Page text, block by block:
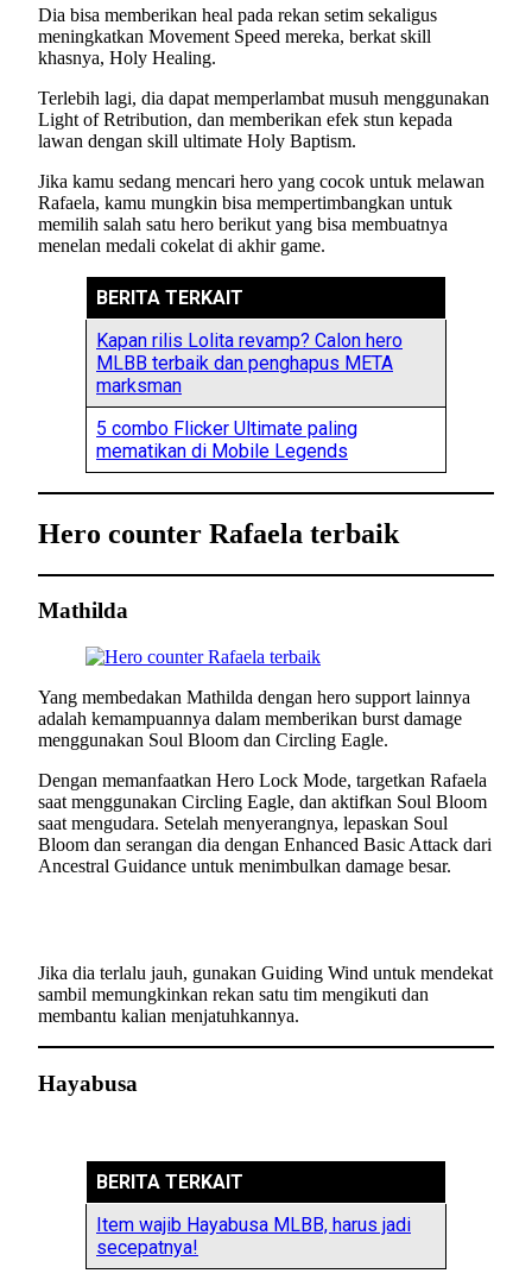
Dia bisa memberikan heal pada rekan setim sekaligus
meningkatkan Movement Speed mereka, berkat skill
khasnya, Holy Healing.
Terlebih lagi, dia dapat memperlambat musuh menggunakan
Light of Retribution, dan memberikan efek stun kepada
lawan dengan skill ultimate Holy Baptism.
Jika kamu sedang mencari hero yang cocok untuk melawan
Rafaela, kamu mungkin bisa mempertimbangkan untuk
memilih salah satu hero berikut yang bisa membuatnya
menelan medali cokelat di akhir game.
BERITA TERKAIT
Kapan rilis Lolita revamp? Calon hero
MLBB terbaik dan penghapus META
marksman
5 combo Flicker Ultimate paling
mematikan di Mobile Legends
Hero counter Rafaela terbaik
Mathilda
Yang membedakan Mathilda dengan hero support lainnya
adalah kemampuannya dalam memberikan burst damage
menggunakan Soul Bloom dan Circling Eagle.
Dengan memanfaatkan Hero Lock Mode, targetkan Rafaela
saat menggunakan Circling Eagle, dan aktifkan Soul Bloom
saat mengudara. Setelah menyerangnya, lepaskan Soul
Bloom dan serangan dia dengan Enhanced Basic Attack dari
Ancestral Guidance untuk menimbulkan damage besar.
Jika dia terlalu jauh, gunakan Guiding Wind untuk mendekat
sambil memungkinkan rekan satu tim mengikuti dan
membantu kalian menjatuhkannya.
Hayabusa
BERITA TERKAIT
Item wajib Hayabusa MLBB, harus jadi
secepatnya!